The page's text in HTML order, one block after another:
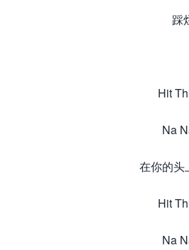
踩
Hit
Na
在你的头
Hit
Na